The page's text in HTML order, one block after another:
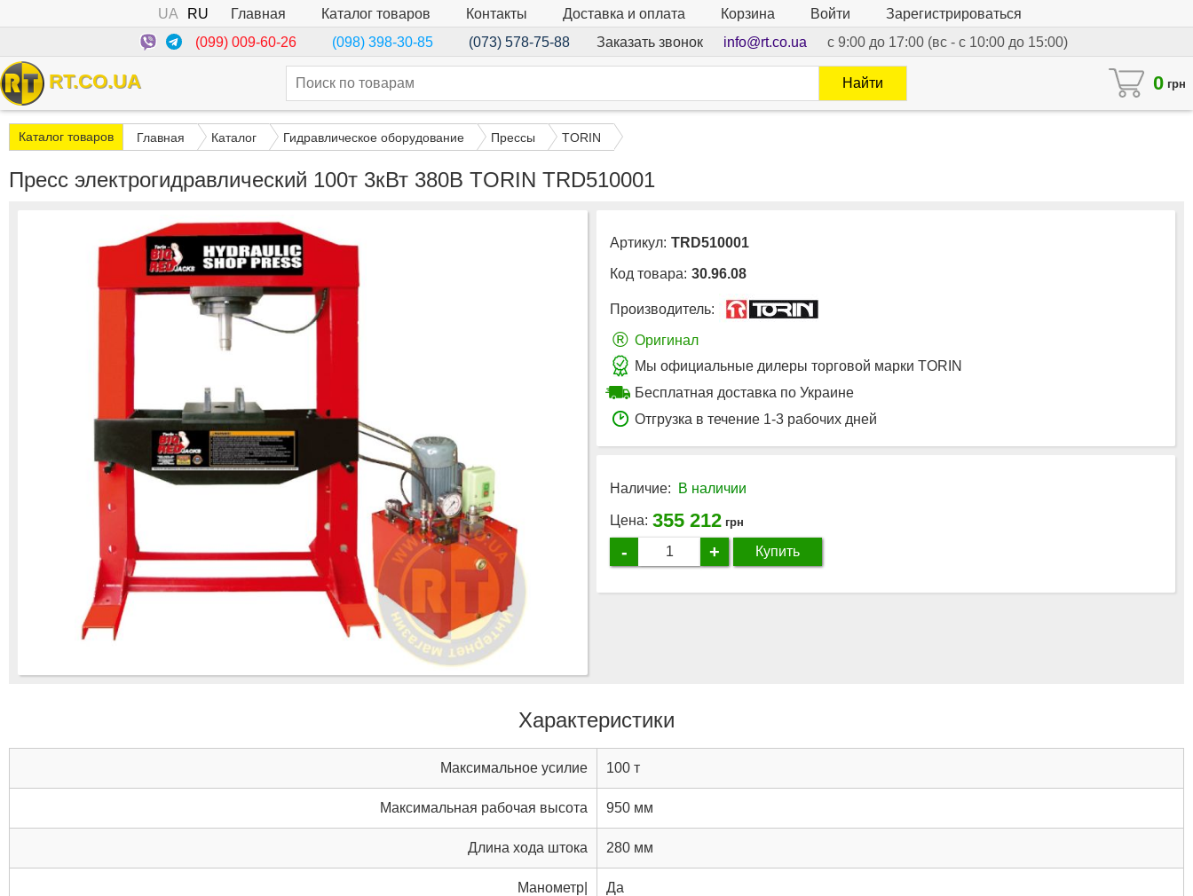
UA RU Главная Каталог товаров Контакты Доставка и оплата Корзина Войти
Зарегистрироваться
(099) 009-60-26
(098) 398-30-85 (073) 578-75-88 Заказать звонок info@rt.co.ua с 9:00 до 17:00 (вс - с 10:00 до 15:00)
RT.CO.UA 0 грн
Найти
Каталог товаров Главная Каталог Гидравлическое оборудование Прессы TORIN
Пресс электрогидравлический 100т 3кВт 380В TORIN TRD510001
Артикул: TRD510001
Код товара: 30.96.08
Производитель:
® Оригинал
Мы официальные дилеры торговой марки TORIN
Бесплатная доставка по Украине
Отгрузка в течение 1-3 рабочих дней
Наличие: В наличии
Цена: 355 212 грн
- + Купить
Характеристики
Максимальное усилие 100 т
Максимальная рабочая высота 950 мм
Длина хода штока 280 мм
Манометр| Да